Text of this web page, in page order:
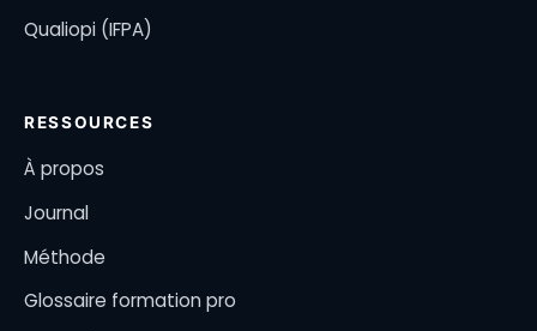
Qualiopi (IFPA)
RESSOURCES
À propos
Journal
Méthode
Glossaire formation pro